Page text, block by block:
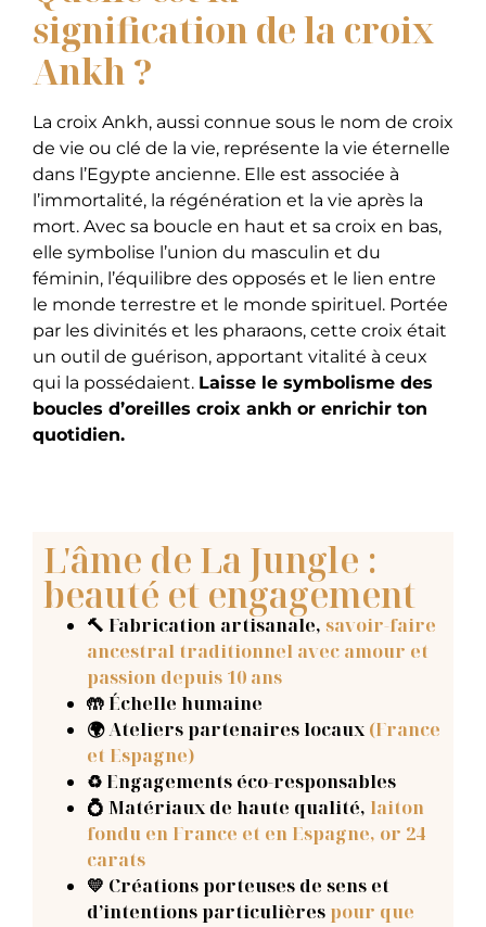
signification de la croix
Ankh ?
La croix Ankh, aussi connue sous le nom de croix
de vie ou clé de la vie, représente la vie éternelle
dans l’Egypte ancienne. Elle est associée à
l’immortalité, la régénération et la vie après la
mort. Avec sa boucle en haut et sa croix en bas,
elle symbolise l’union du masculin et du
féminin, l’équilibre des opposés et le lien entre
le monde terrestre et le monde spirituel. Portée
par les divinités et les pharaons, cette croix était
un outil de guérison, apportant vitalité à ceux
qui la possédaient. Laisse le symbolisme des
boucles d’oreilles croix ankh or enrichir ton
quotidien.
L'âme de La Jungle :
beauté et engagement
🔨 Fabrication artisanale, savoir-faire
ancestral traditionnel avec amour et
passion depuis 10 ans
🤲 Échelle humaine
🌍 Ateliers partenaires locaux (France
et Espagne)
♻️ Engagements éco-responsables
💍 Matériaux de haute qualité, laiton
fondu en France et en Espagne, or 24
carats
💛 Créations porteuses de sens et
d’intentions particulières pour que